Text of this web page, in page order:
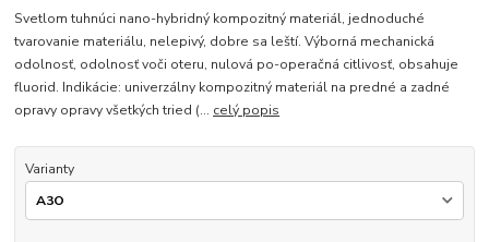
Svetlom tuhnúci nano-hybridný kompozitný materiál, jednoduché
tvarovanie materiálu, nelepivý, dobre sa leští. Výborná mechanická
odolnosť, odolnosť voči oteru, nulová po-operačná citlivosť, obsahuje
fluorid. Indikácie: univerzálny kompozitný materiál na predné a zadné
opravy opravy všetkých tried (... celý popis
Varianty